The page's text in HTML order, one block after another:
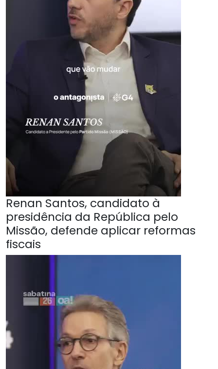
Renan Santos, candidato à
presidência da República pelo
Missão, defende aplicar reformas
fiscais